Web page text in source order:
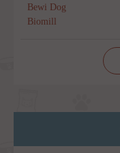
Bewi Dog
Biomill